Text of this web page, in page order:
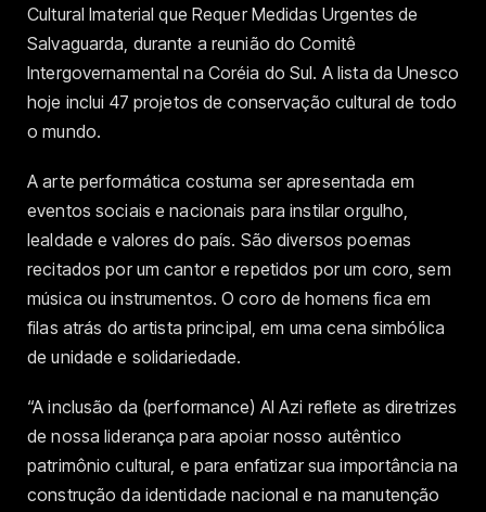
Cultural Imaterial que Requer Medidas Urgentes de
Salvaguarda, durante a reunião do Comitê
Intergovernamental na Coréia do Sul. A lista da Unesco
hoje inclui 47 projetos de conservação cultural de todo
o mundo.
A arte performática costuma ser apresentada em
eventos sociais e nacionais para instilar orgulho,
lealdade e valores do país. São diversos poemas
recitados por um cantor e repetidos por um coro, sem
música ou instrumentos. O coro de homens fica em
filas atrás do artista principal, em uma cena simbólica
de unidade e solidariedade.
“A inclusão da (performance) Al Azi reflete as diretrizes
de nossa liderança para apoiar nosso autêntico
patrimônio cultural, e para enfatizar sua importância na
construção da identidade nacional e na manutenção